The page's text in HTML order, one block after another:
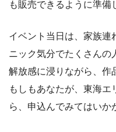
も販売できるように準備
イベント当日は、家族連
ニック気分でたくさんの
解放感に浸りながら、作
もしもあなたが、東海エ
ら、申込んでみてはいか